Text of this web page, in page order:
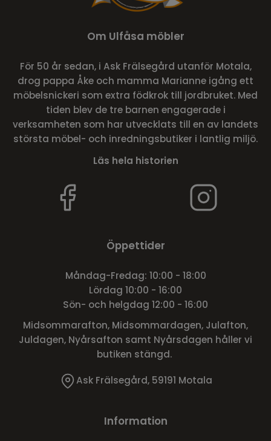
Om Ulfåsa möbler
För 50 år sedan, i Ask Frälsegård utanför Motala,
drog pappa Åke och mamma Marianne igång ett
möbelsnickeri som extra födkrok till jordbruket. Med
tiden blev de tre barnen engagerade i
verksamheten som har utvecklats till en av landets
största möbel- och inredningsbutiker i lantlig miljö.
Läs hela historien
Öppettider
Måndag-Fredag: 10:00 - 18:00
Lördag 10:00 - 16:00
Sön- och helgdag 12:00 - 16:00
Midsommarafton, Midsommardagen, Julafton,
Juldagen, Nyårsafton samt Nyårsdagen håller vi
butiken stängd.
Ask Frälsegård, 59191 Motala
Information